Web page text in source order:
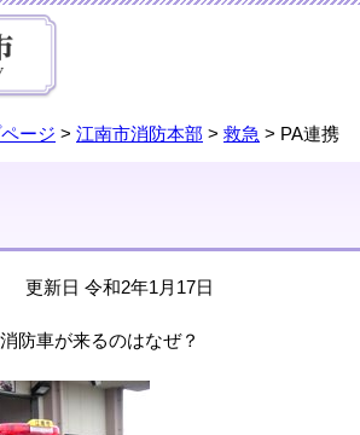
ージ > 江南市消防本部 > 救急 > PA連携
更新日 令和2年1月17日
防車が来るのはなぜ？